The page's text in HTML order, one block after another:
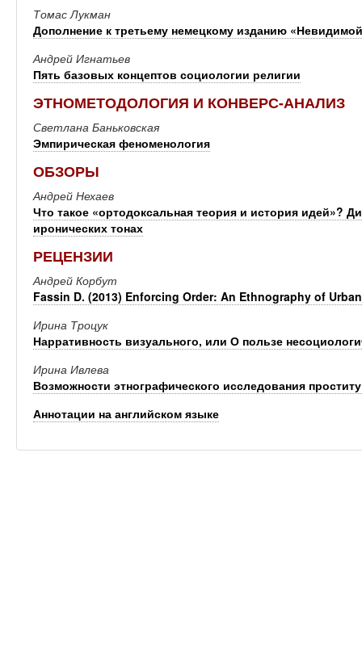
Томас Лукман
Дополнение к третьему немецкому изданию
Андрей Игнатьев
Пять базовых концептов социологии религии
ЭТНОМЕТОДОЛОГИЯ И КОНВЕРС-АНАЛИЗ
Светлана Баньковская
Эмпирическая феноменология
ОБЗОРЫ
Андрей Нехаев
Что такое «ортодоксальная теория и история идей»?
иронических тонах
РЕЦЕНЗИИ
Андрей Корбут
Fassin D. (2013) Enforcing Order: An Ethnography of
Ирина Троцук
Нарративность визуального, или О пользе
Ирина Ивлева
Возможности этнографического исследования
Аннотации на английском языке